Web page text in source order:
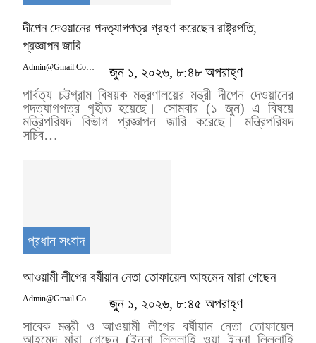
দীপেন দেওয়ানের পদত্যাগপত্র গ্রহণ করেছেন রাষ্ট্রপতি,
প্রজ্ঞাপন জারি
জুন ১, ২০২৬, ৮:৪৮ অপরাহ্ণ
পার্বত্য চট্টগ্রাম বিষয়ক মন্ত্রণালয়ের মন্ত্রী দীপেন দেওয়ানের
পদত্যাগপত্র গৃহীত হয়েছে। সোমবার (১ জুন) এ বিষয়ে
মন্ত্রিপরিষদ বিভাগ প্রজ্ঞাপন জারি করেছে। মন্ত্রিপরিষদ
সচিব…
প্রধান সংবাদ
আওয়ামী লীগের বর্ষীয়ান নেতা তোফায়েল আহমেদ মারা গেছেন
Admin@gmail.com
জুন ১, ২০২৬, ৮:৪৫ অপরাহ্ণ
সাবেক মন্ত্রী ও আওয়ামী লীগের বর্ষীয়ান নেতা তোফায়েল
আহমেদ মারা গেছেন (ইন্না লিল্লাহি ওয়া ইন্না লিল্লাহি